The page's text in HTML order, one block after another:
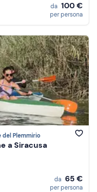
da 100 €
per persona
del Plemmirio
a Siracusa
da 65 €
per persona